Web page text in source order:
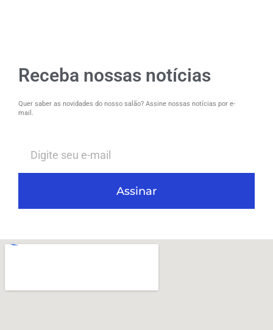
Receba nossas notícias
Quer saber as novidades do nosso salão? Assine nossas notícias por e-
mail.
Assinar